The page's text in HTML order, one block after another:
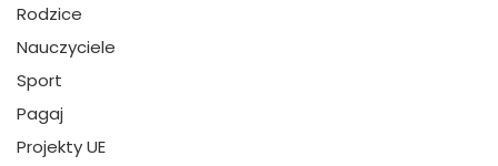
Rodzice
Nauczyciele
Sport
Pagaj
Projekty UE